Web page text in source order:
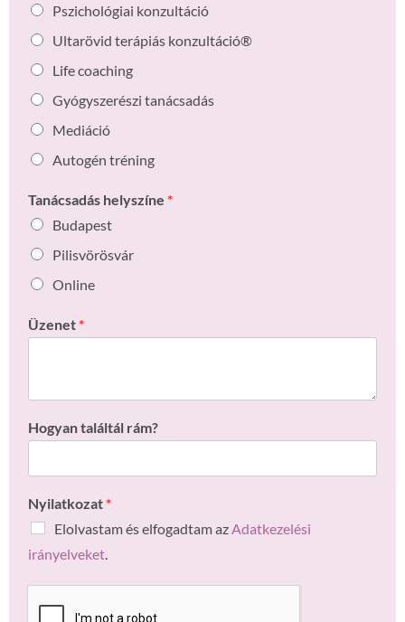
Pszichológiai konzultáció
Ultarövid terápiás konzultáció®
Life coaching
Gyógyszerészi tanácsadás
Mediáció
Autogén tréning
Tanácsadás helyszíne *
Budapest
Pilisvörösvár
Online
Üzenet *
Hogyan találtál rám?
Nyilatkozat *
Elolvastam és elfogadtam az Adatkezelési
irányelveket